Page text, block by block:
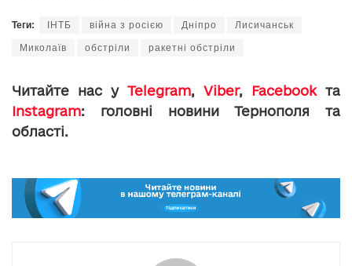
Теги: ІНТБ війна з росією Дніпро Лисичанськ
Миколаїв обстріли ракетні обстріли
Читайте нас у Telegram, Viber, Facebookта
Instagram: головні новини Тернополя та
області.